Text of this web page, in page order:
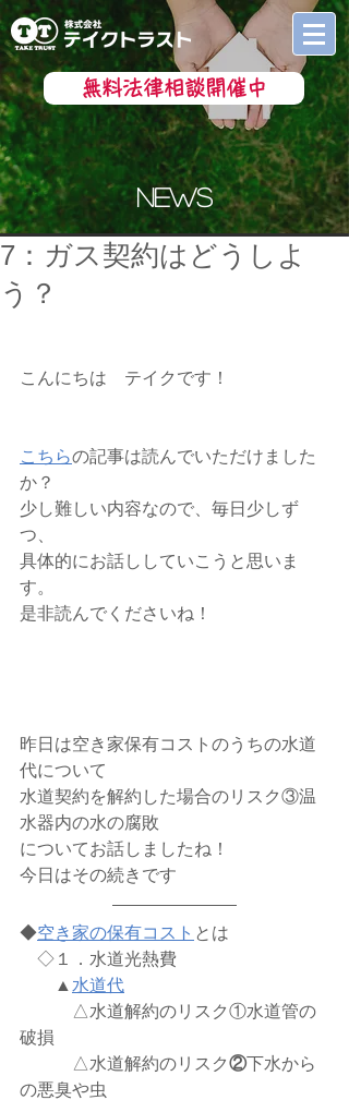
無料法律相談開催中
news
7：ガス契約はどうしよ
う？
こんにちは　テイクです！
こちらの記事は読んでいただけました
か？
少し難しい内容なので、毎日少しず
つ、
具体的にお話ししていこうと思いま
す。
是非読んでくださいね！
昨日は空き家保有コストのうちの水道
代について
水道契約を解約した場合のリスク③温
水器内の水の腐敗
についてお話しましたね！
今日はその続きです
◆空き家の保有コスト とは
◇１．水道光熱費
▲ 水道代
△水道解約のリスク①水道管の
破損
△水道解約のリスク②下水から
の悪臭や虫